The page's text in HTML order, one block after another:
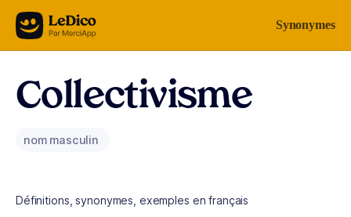
Aller au contenu Synonymes
Collectivisme
nom masculin
Définitions, synonymes, exemples en français